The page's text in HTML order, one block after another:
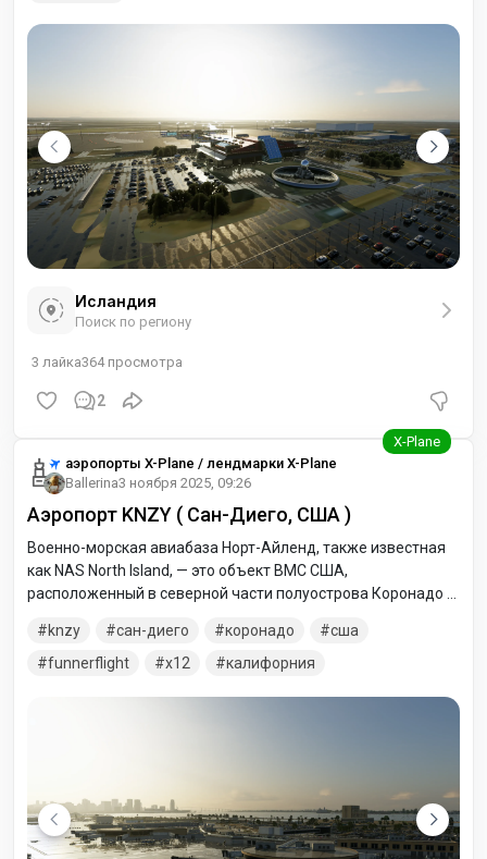
посадочной полосы в Гардюре на севере. Военно-
Исландия
Поиск по региону
3 лайка364просмотра
2
аэропорты X-Plane / лендмарки X-Plane
Ballerina3 ноября 2025, 09:26
Аэропорт KNZY ( Сан-Диего, США )
Военно-морская авиабаза Норт-Айленд, также известная
как NAS North Island, — это объект ВМС США,
расположенный в северной части полуострова Коронадо в
является частью военно-морской базы Коронадо,
крупнейшего аэрокосмического и промышленного
knzy сан-диего коронадо
сша
funnerflight
x12 калифорния